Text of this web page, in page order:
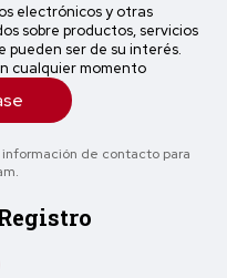
electrónicos y otras
sobre productos, servicios
pueden ser de su interés.
cualquier momento
de contacto para